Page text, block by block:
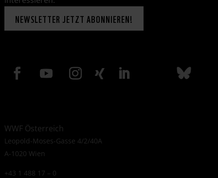
NEWSLETTER JETZT ABONNIEREN!
WWF Österreich
Leopold-Moses-Gasse 4/2/40A
A-1020 Wien
+43 1 488 17 – 0